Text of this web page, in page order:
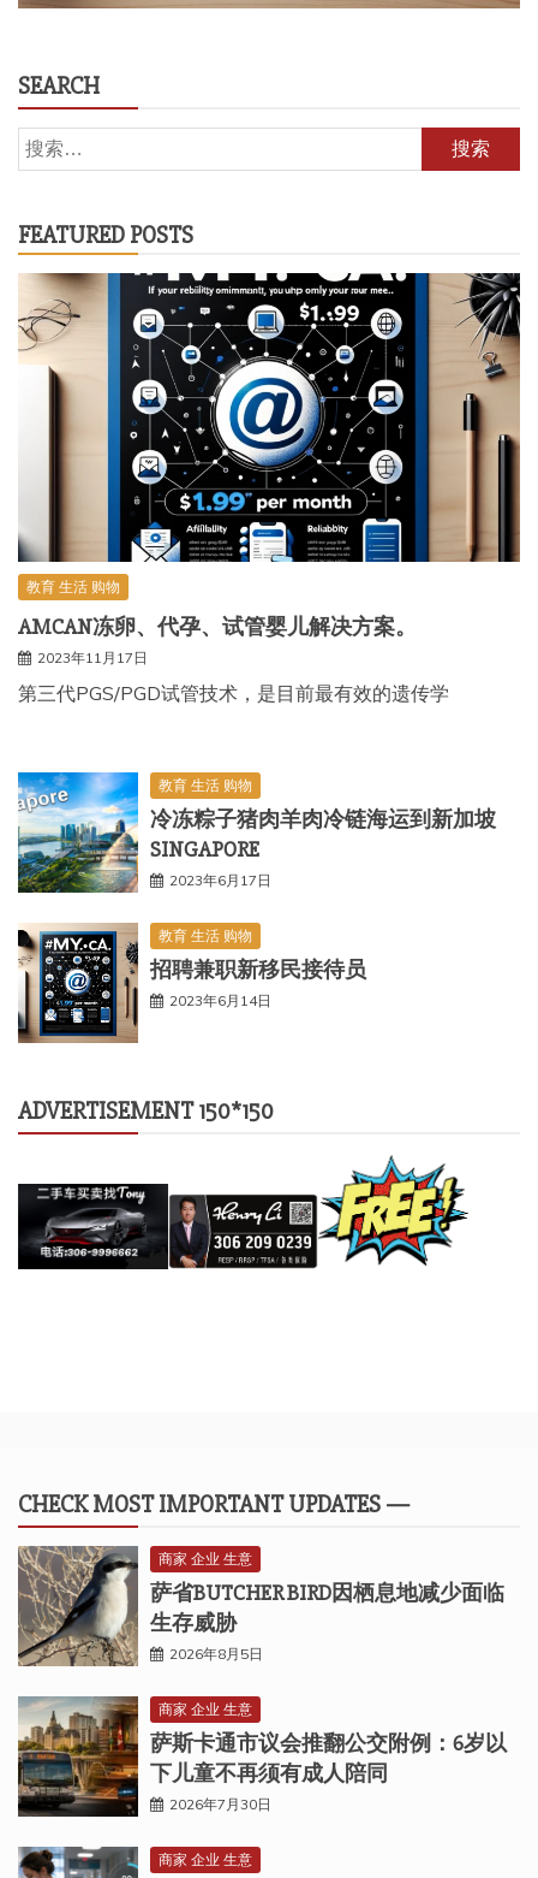
SEARCH
搜
索：
FEATURED POSTS
教育 生活 购物
AMCAN冻卵、代孕、试管婴儿解决方案。
2023年11月17日
第三代PGS/PGD试管技术，是目前最有效的遗传学
教育 生活 购物
冷冻粽子猪肉羊肉冷链海运到新加坡
SINGAPORE
2023年6月17日
教育 生活 购物
招聘兼职新移民接待员
2023年6月14日
ADVERTISEMENT 150*150
CHECK MOST IMPORTANT UPDATES —
商家 企业 生意
萨省BUTCHER BIRD因栖息地减少面临
生存威胁
2026年8月5日
商家 企业 生意
萨斯卡通市议会推翻公交附例：6岁以
下儿童不再须有成人陪同
2026年7月30日
商家 企业 生意